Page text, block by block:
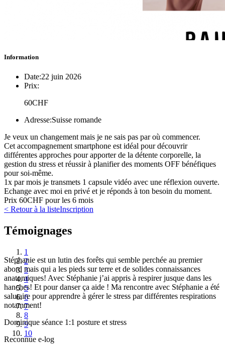
Information
Date:22 juin 2026
Prix:
60CHF
Adresse:Suisse romande
Je veux un changement mais je ne sais pas par où commencer.
Cet accompagnement smartphone est idéal pour découvrir
différentes approches pour apporter de la détente corporelle, la
gestion du stress et réussir à planifier des moments OFF bénéfiques
pour soi-même.
1x par mois je transmets 1 capsule vidéo avec une réflexion ouverte.
Echange avec moi en privé et je réponds à ton besoin du moment.
Prix 60CHF pour les 6 mois
< Retour à la listeInscription
Témoignages
Stéphanie est un lutin des forêts qui semble perchée au premier
abord mais qui a les pieds sur terre et de solides connaissances
anatomiques! Avec Stéphanie j’ai appris à respirer jusque dans les
hanches! Et pour danser ça aide ! Ma rencontre avec Stéphanie a été
salutaire pour apprendre à gérer le stress par différentes respirations
notamment!
Dominique séance 1:1 posture et stress
1
2
3
4
5
6
7
8
9
10
Reconnue e-log